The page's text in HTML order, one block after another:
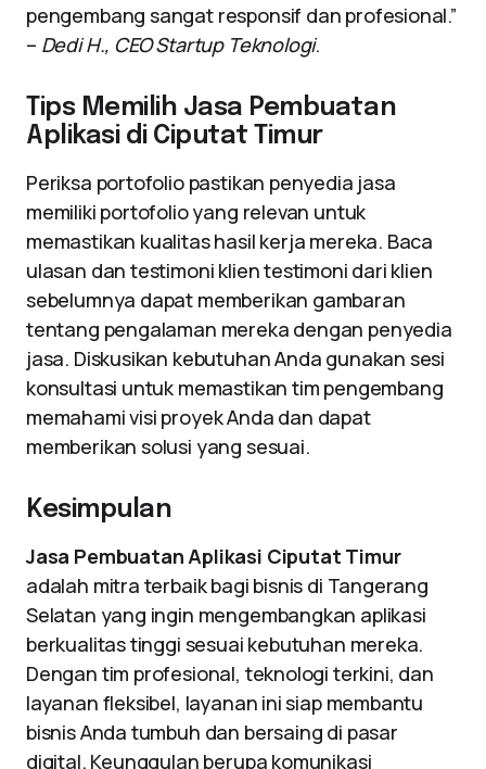
pengembang sangat responsif dan profesional.”
– Dedi H., CEO Startup Teknologi.
Tips Memilih Jasa Pembuatan
Aplikasi di Ciputat Timur
Periksa portofolio pastikan penyedia jasa
memiliki portofolio yang relevan untuk
memastikan kualitas hasil kerja mereka. Baca
ulasan dan testimoni klien testimoni dari klien
sebelumnya dapat memberikan gambaran
tentang pengalaman mereka dengan penyedia
jasa. Diskusikan kebutuhan Anda gunakan sesi
konsultasi untuk memastikan tim pengembang
memahami visi proyek Anda dan dapat
memberikan solusi yang sesuai.
Kesimpulan
Jasa Pembuatan Aplikasi Ciputat Timur
adalah mitra terbaik bagi bisnis di Tangerang
Selatan yang ingin mengembangkan aplikasi
berkualitas tinggi sesuai kebutuhan mereka.
Dengan tim profesional, teknologi terkini, dan
layanan fleksibel, layanan ini siap membantu
bisnis Anda tumbuh dan bersaing di pasar
digital. Keunggulan berupa komunikasi